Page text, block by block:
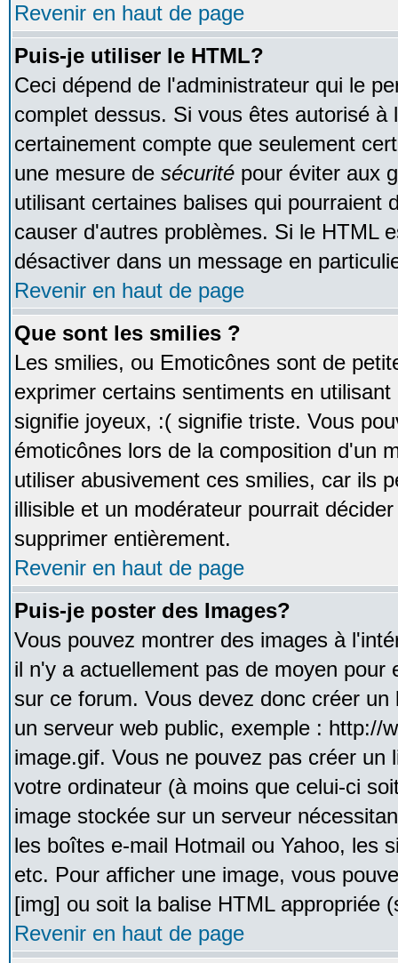
Revenir en haut de page
Puis-je utiliser le HTML?
Ceci dépend de l'administrateur qui le
complet dessus. Si vous êtes autorisé à
certainement compte que seulement
une mesure de sécurité pour éviter aux
utilisant certaines balises qui pourraient
causer d'autres problèmes. Si le HTML
désactiver dans un message en
Revenir en haut de page
Que sont les smilies ?
Les smilies, ou Emoticônes sont de
exprimer certains sentiments en
signifie joyeux, :( signifie triste. Vous
émoticônes lors de la composition d'un
utiliser abusivement ces smilies, car ils
illisible et un modérateur pourrait
supprimer entièrement.
Revenir en haut de page
Puis-je poster des Images?
Vous pouvez montrer des images à
il n'y a actuellement pas de moyen pour
sur ce forum. Vous devez donc créer
un serveur web public, exemple : http://
image.gif. Vous ne pouvez pas créer un
votre ordinateur (à moins que celui-ci
image stockée sur un serveur
les boîtes e-mail Hotmail ou Yahoo, les
etc. Pour afficher une image, vous
[img] ou soit la balise HTML appropriée
Revenir en haut de page